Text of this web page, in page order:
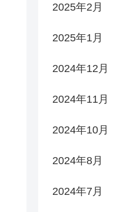
2025年2月
2025年1月
2024年12月
2024年11月
2024年10月
2024年8月
2024年7月